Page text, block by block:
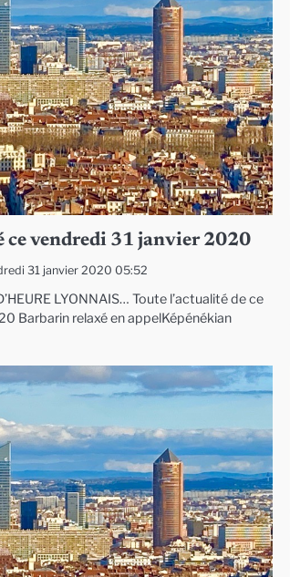
ce vendredi 31 janvier 2020
31 janvier 2020 05:52
LYONNAIS… Toute l’actualité de ce
Barbarin relaxé en appelKépénékian